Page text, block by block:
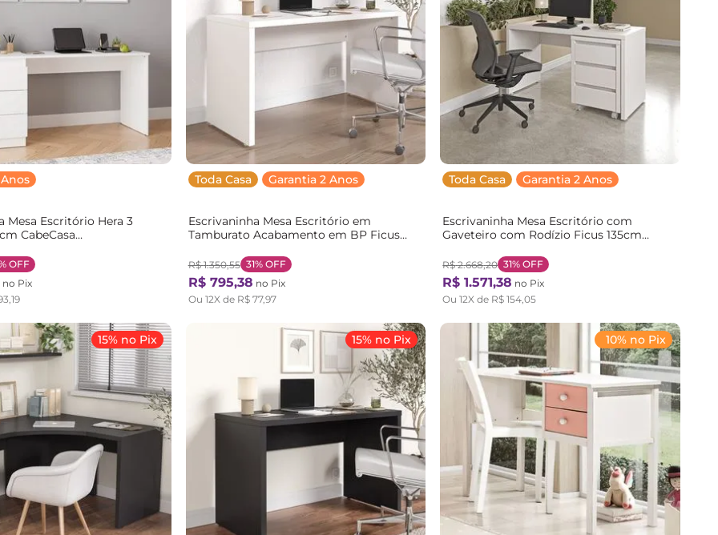
Mesa Escritório Hera 3
CabeCasa
OFF
no Pix
,19
Toda Casa Garantia 2 Anos
Escrivaninha Mesa Escritório em
Tamburato Acabamento em BP Ficus
Branco
R$ 1.350,55 31%OFF
R$ 795,38 no Pix
Ou 12X de R$ 77,97
Toda Casa Garantia 2 Anos
Escrivaninha Mesa Escritório com
Gaveteiro com Rodízio Ficus 135cm
Branco
R$ 2.668,20 31% OFF
R$ 1.571,38 no Pix
Ou12X de R$ 154,05
15% no Pix 15% no Pix 10% no Pix